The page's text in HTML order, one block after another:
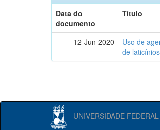
Data do
documento
Título
12-Jun-2020
Uso de
de laticínios
UNIVERSIDADE